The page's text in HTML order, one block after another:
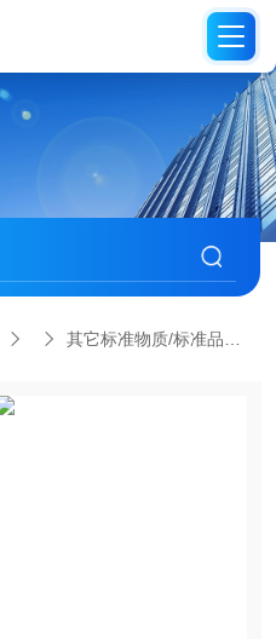
其它标准物质/标准品